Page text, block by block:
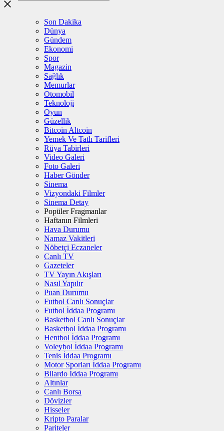
Son Dakika
Dünya
Gündem
Ekonomi
Spor
Magazin
Sağlık
Memurlar
Otomobil
Teknoloji
Oyun
Güzellik
Bitcoin Altcoin
Yemek Ve Tatlı Tarifleri
Rüya Tabirleri
Video Galeri
Foto Galeri
Haber Gönder
Sinema
Vizyondaki Filmler
Sinema Detay
Popüler Fragmanlar
Haftanın Filmleri
Hava Durumu
Namaz Vakitleri
Nöbetçi Eczaneler
Canlı TV
Gazeteler
TV Yayın Akışları
Nasıl Yapılır
Puan Durumu
Futbol Canlı Sonuçlar
Futbol İddaa Programı
Basketbol Canlı Sonuçlar
Basketbol İddaa Programı
Hentbol İddaa Programı
Voleybol İddaa Programı
Tenis İddaa Programı
Motor Sporları İddaa Programı
Bilardo İddaa Programı
Altınlar
Canlı Borsa
Dövizler
Hisseler
Kripto Paralar
Pariteler